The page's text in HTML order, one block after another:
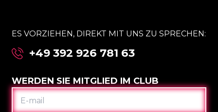
ES VORZIEHEN, DIREKT MIT UNS ZU SPRECHEN:
+49 392 926 781 63
WERDEN SIE MITGLIED IM CLUB
E-
MAIL